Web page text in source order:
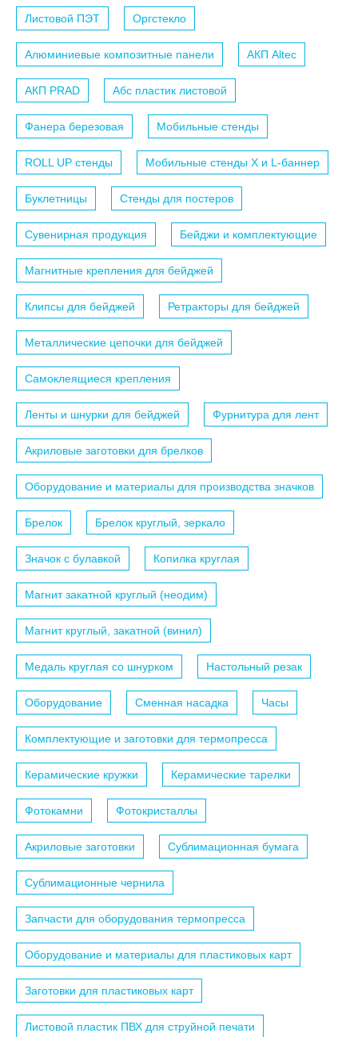
Листовой ПЭТ Оргстекло
Алюминиевые композитные панели АКП Altec
АКП PRAD Абс пластик листовой
Фанера березовая Мобильные стенды
ROLL UP стенды Мобильные стенды X и L-баннер
Буклетницы Стенды для постеров
Сувенирная продукция Бейджи и комплектующие
Магнитные крепления для бейджей
Клипсы для бейджей Ретракторы для бейджей
Металлические цепочки для бейджей
Самоклеящиеся крепления
Ленты и шнурки для бейджей Фурнитура для лент
Акриловые заготовки для брелков
Оборудование и материалы для производства значков
Брелок Брелок круглый, зеркало
Значок с булавкой Копилка круглая
Магнит закатной круглый (неодим)
Магнит круглый, закатной (винил)
Медаль круглая со шнурком Настольный резак
Оборудование Сменная насадка Часы
Комплектующие и заготовки для термопресса
Керамические кружки Керамические тарелки
Фотокамни Фотокристаллы
Акриловые заготовки Сублимационная бумага
Сублимационные чернила
Запчасти для оборудования термопресса
Оборудование и материалы для пластиковых карт
Заготовки для пластиковых карт
Листовой пластик ПВХ для струйной печати